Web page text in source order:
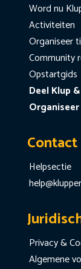
Word nu
Activiteiten
Organiseer
Community
Opstartgids
Deel Klup
Contact
Helpsectie
Privacy &
Algemene